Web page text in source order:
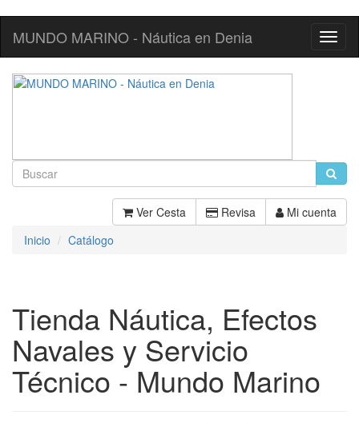
MUNDO MARINO - Náutica en Denia
Ver Cesta Revisa
Mi cuenta
Inicio
Catálogo
Tienda Náutica, Efectos
Navales y Servicio
Técnico - Mundo Marino